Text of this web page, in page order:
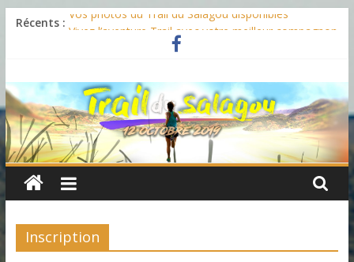
Passer
Récents : Vos photos du Trail du Salagou disponibles
Vivez l’aventure Trail avec votre meilleur compagnon
Des nouveaux parcours pour 2019
Un nouveau programme chargé pour l’édition 2019
TRAIL
DU
SALAGOU
VENEZ
À
LAInscription